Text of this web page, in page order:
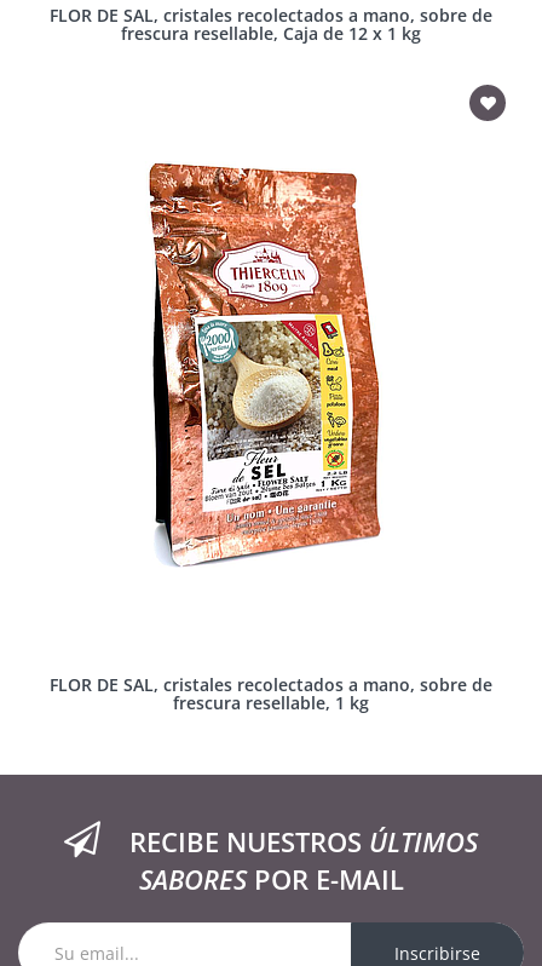
FLOR DE SAL, cristales recolectados a mano, sobre de
frescura resellable, Caja de 12 x 1 kg
FLOR DE SAL, cristales recolectados a mano, sobre de
frescura resellable, 1 kg
RECIBE NUESTROS ÚLTIMOS
SABORESPOR E-MAIL
Inscribirse